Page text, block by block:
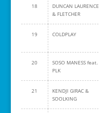
18
DUNCAN LAURENCE
& FLETCHER
19 COLDPLAY
20
SOSO MANESS feat.
PLK
21
KENDJI GIRAC &
SOOLKING